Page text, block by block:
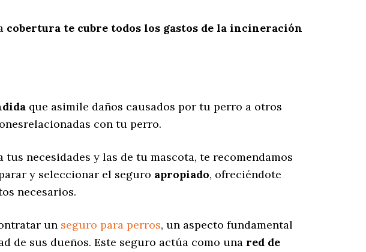
cobertura te cubre todos los gastos de la incineración
que asimile daños causados por tu perro a otros
con tu perro.
tus necesidades y las de tu mascota, te recomendamos
y seleccionar el seguro apropiado, ofreciéndote
necesarios.
un seguro para perros, un aspecto fundamental
de sus dueños. Este seguro actúa como una red de